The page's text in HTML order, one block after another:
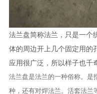
法兰盘简称法兰，只是一个
体的周边开上几个固定用的
应用很广泛，所以样子也千
法兰盘是法兰的一种俗称。是
种，还有对焊法兰。活套法兰